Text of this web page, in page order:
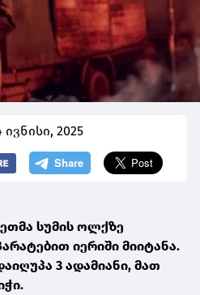
ივნისი, 2025
სუმის ოლქზე
იერიში მიიტანა.
3 ადამიანი, მათ